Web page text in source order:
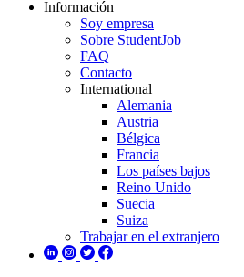
Información
Soy empresa
Sobre StudentJob
FAQ
Contacto
International
Alemania
Austria
Bélgica
Francia
Los países bajos
Reino Unido
Suecia
Suiza
Trabajar en el extranjero